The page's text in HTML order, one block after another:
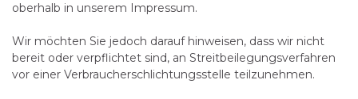
oberhalb in unserem Impressum.
Wir möchten Sie jedoch darauf hinweisen, dass wir nicht
bereit oder verpflichtet sind, an Streitbeilegungsverfahren
vor einer Verbraucherschlichtungsstelle teilzunehmen.